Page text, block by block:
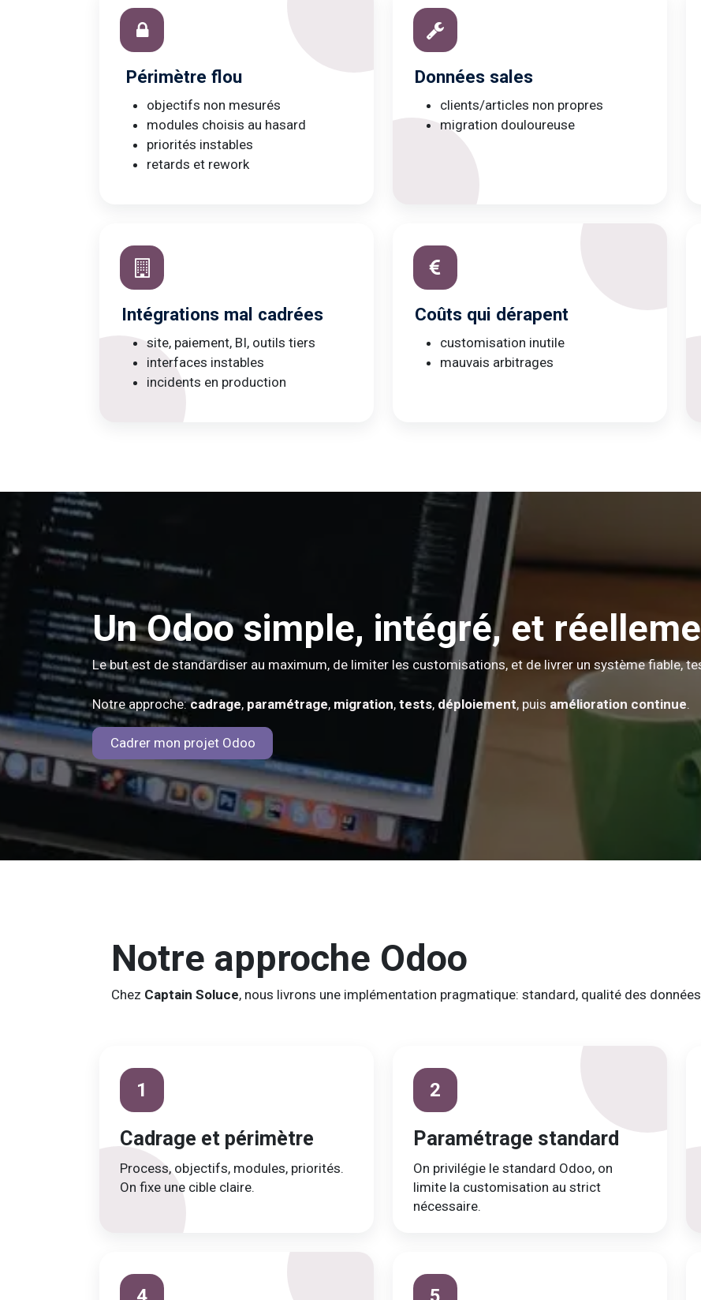
Périmètre flou
objectifs non mesurés
modules choisis au hasard
priorités instables
retards et rework
Données sales
clients/articles non propres
migration douloureuse
Intégrations mal cadrées
site, paiement, BI, outils tiers
interfaces instables
incidents en production
Coûts qui dérapent
customisation inutile
mauvais arbitrages
Un Odoo simple, intégré, et
Le but est de standardiser au maximum, de limiter les customisations, et de livrer un système fiable,
Notre approche:cadrage, paramétrage, migration, tests, déploiement, puis amélioration continue.
Cadrer mon projet Odoo
Notre approche Odoo
Chez Captain Soluce, nous livrons une implémentation pragmatique: standard, qualité des
1
Cadrage et périmètre
Process, objectifs, modules, priorités.
On fixe une cible claire.
2
Paramétrage standard
On privilégie le standard Odoo, on
limite la customisation au strict
nécessaire.